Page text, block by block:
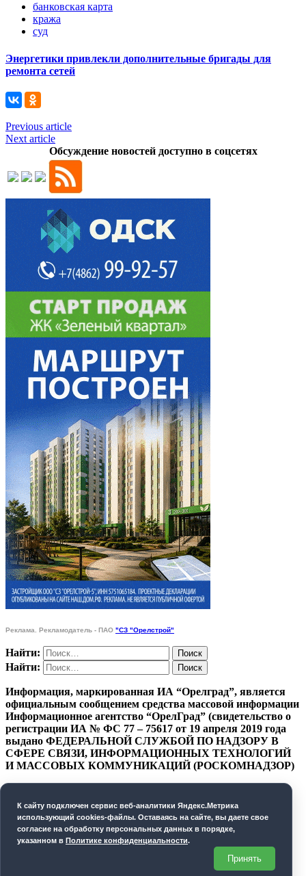
банковская карта
кража
суд
Энергетики привлекли дополнительные бригады для
ремонта сетей
Previous article
Next article
Обсуждение новостей доступно в соцсетях
Реклама. Рекламодатель - ПАО "СЗ "Орелстрой"
Найти:
Найти:
Информация, маркированная ИА “Орелград”, является
официальным сообщением средства массовой информации
Информационное агентство “ОрелГрад” (свидетельство о
регистрации ИА № ФС 77 – 75617 от 19 апреля 2019 года
выдано ФЕДЕРАЛЬНОЙ СЛУЖБОЙ ПО НАДЗОРУ В
СФЕРЕ СВЯЗИ, ИНФОРМАЦИОННЫХ ТЕХНОЛОГИЙ
И МАССОВЫХ КОММУНИКАЦИЙ (РОСКОМНАДЗОР)
СОГЛАСИЕ НА ОБРАБОТКУ ПЕРСОНАЛЬНЫХ
ДАННЫХ
К cайту подключен сервис веб-аналитики Яндекс.Метрика
использующий cookies-файлы. Оставаясь на сайте, вы даете свое
согласие на обработку персональных данных в порядке,
указанном в Политике конфиденциальности.
Принять